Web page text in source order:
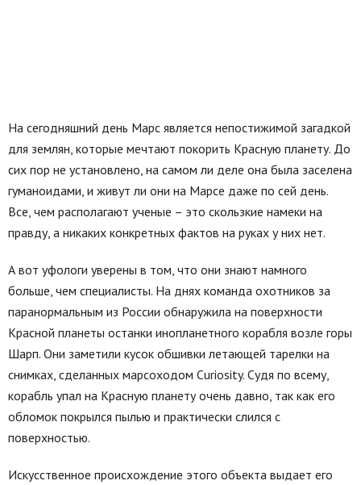
На сегодняшний день Марс является непостижимой загадкой
для землян, которые мечтают покорить Красную планету. До
сих пор не установлено, на самом ли деле она была заселена
гуманоидами, и живут ли они на Марсе даже по сей день.
Все, чем располагают ученые – это скользкие намеки на
правду, а никаких конкретных фактов на руках у них нет.
А вот уфологи уверены в том, что они знают намного
больше, чем специалисты. На днях команда охотников за
паранормальным из России обнаружила на поверхности
Красной планеты останки инопланетного корабля возле горы
Шарп. Они заметили кусок обшивки летающей тарелки на
снимках, сделанных марсоходом Curiosity. Судя по всему,
корабль упал на Красную планету очень давно, так как его
обломок покрылся пылью и практически слился с
поверхностью.
Искусственное происхождение этого объекта выдает его